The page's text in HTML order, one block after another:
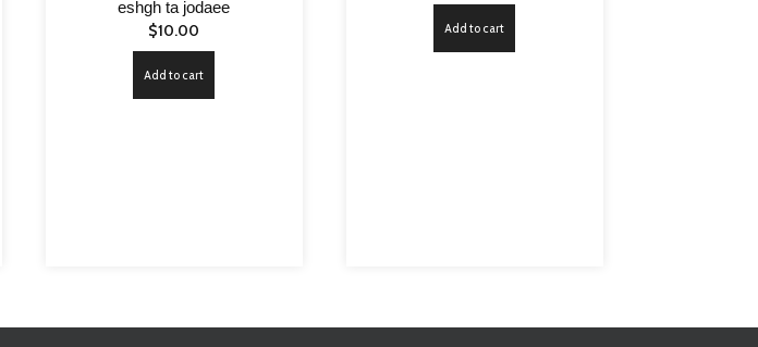
eshgh ta jodaee
$10.00
Add to cart
Add to cart